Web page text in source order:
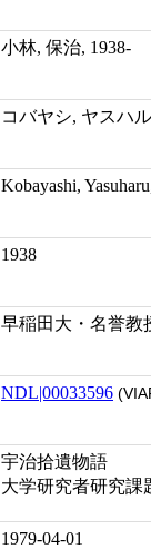
小林, 保治, 1938-
コバヤシ, ヤスハ
Kobayashi,
1938
早稲田大・名誉教
NDL|00033596
宇治拾遺物語
大学研究者研究課
1979-04-01